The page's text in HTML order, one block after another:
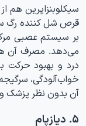
سیکلوبنزاپرین هم
قرص شل کننده رگ
بر سیستم عصبی
می‌دهد. مصرف آن
درد و بهبود حرکت
خواب‌آلودگی،
آن بدون نظر پزشک
۵. دیازپام